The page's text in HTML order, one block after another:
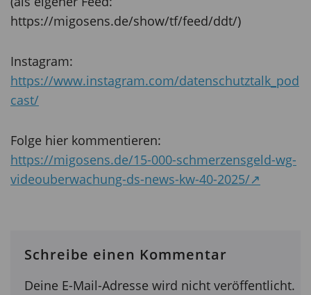
https://migosens.de/show/tf/feed/ddt/)
Instagram:
https://www.instagram.com/datenschutztalk_pod
cast/
Folge hier kommentieren:
https://migosens.de/15-000-schmerzensgeld-wg-
videouberwachung-ds-news-kw-40-2025/↗
Schreibe einen Kommentar
Deine E-Mail-Adresse wird nicht veröffentlicht.